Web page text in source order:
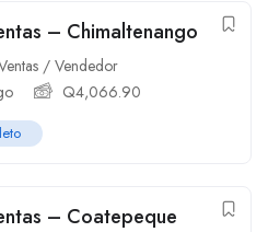
– Chimaltenango
/ Vendedor
Q4,066.90
– Coatepeque